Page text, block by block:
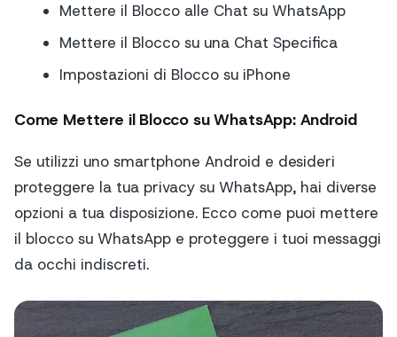
Mettere il Blocco alle Chat su WhatsApp
Mettere il Blocco su una Chat Specifica
Impostazioni di Blocco su iPhone
Come Mettere il Blocco su WhatsApp: Android
Se utilizzi uno smartphone Android e desideri
proteggere la tua privacy su WhatsApp, hai diverse
opzioni a tua disposizione. Ecco come puoi mettere
il blocco su WhatsApp e proteggere i tuoi messaggi
da occhi indiscreti.